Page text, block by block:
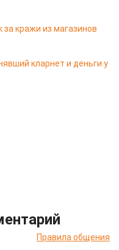
кражи из магазинов
кларнет и деньги у
Правила общения